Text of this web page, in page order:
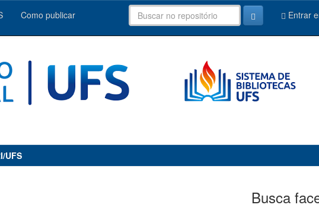
Como publicar Entrar
UFS
Busca